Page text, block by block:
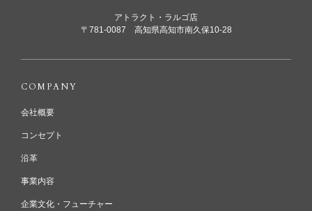
アトラクト・ラルゴ店
〒781-0087 高知県高知市南久保10-28
COMPANY
会社概要
コンセプト
沿革
事業内容
企業文化・フューチャー